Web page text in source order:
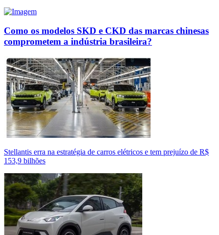
Como os modelos SKD e CKD das marcas chinesas
comprometem a indústria brasileira?
Stellantis erra na estratégia de carros elétricos e tem prejuízo de R$
153,9 bilhões